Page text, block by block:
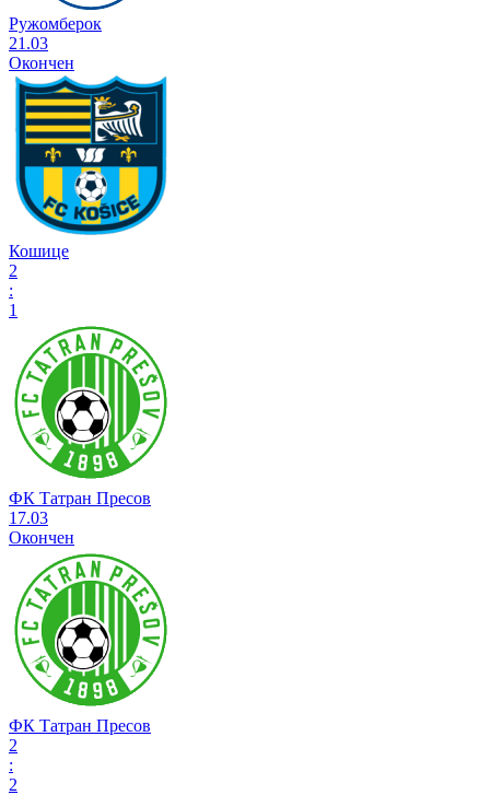
Ружомберок
21.03
Окончен
Кошице
2
:
1
ФК Татран Пресов
17.03
Окончен
ФК Татран Пресов
2
:
2